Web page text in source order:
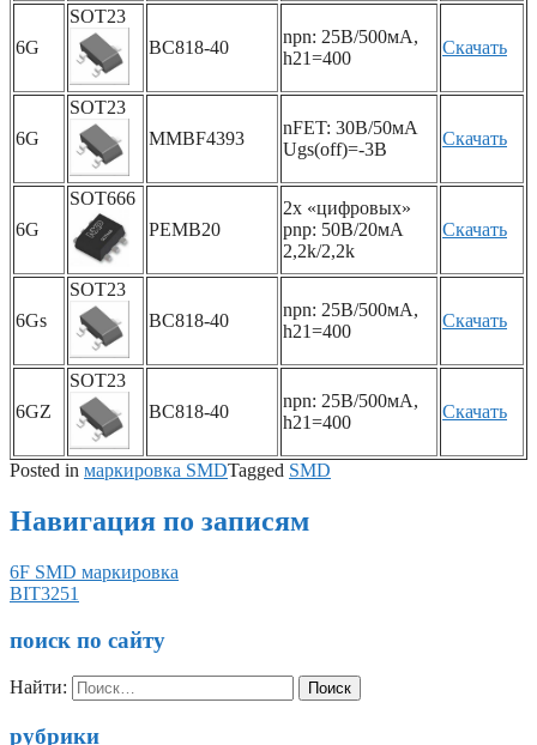
6G
SOT23
BC818-40
npn: 25В/500мА,
h21=400
Скачать
6G
SOT23
MMBF4393
nFET: 30В/50мА
Ugs(off)=-3В
Скачать
6G
SOT666
PEMB20
2x «цифровых»
pnp: 50В/20мА
2,2k/2,2k
Скачать
6Gs
SOT23
BC818-40
npn: 25В/500мА,
h21=400
Скачать
6GZ
SOT23
BC818-40
npn: 25В/500мА,
h21=400
Скачать
Posted in маркировка SMDTagged SMD
Навигация по записям
6F SMD маркировка
BIT3251
поиск по сайту
Найти:
рубрики